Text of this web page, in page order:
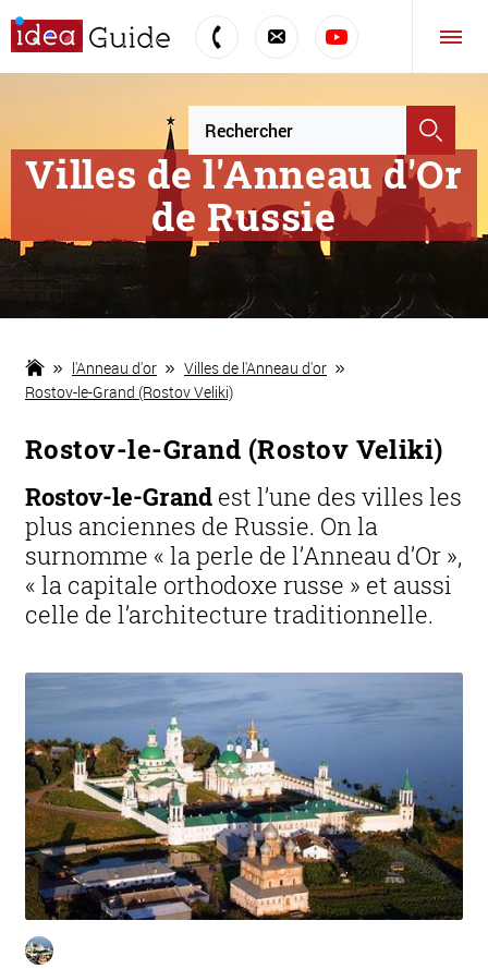
Villes de l'Anneau d'Or
de Russie
l'Anneau d'or
Villes de l'Anneau d'or
Rostov-le-Grand (Rostov Veliki)
Rostov-le-Grand (Rostov Veliki)
Rostov-le-Grand est l’une des villes les
plus anciennes de Russie. On la
surnomme « la perle de l’Anneau d’Or »,
« la capitale orthodoxe russe » et aussi
celle de l’architecture traditionnelle.